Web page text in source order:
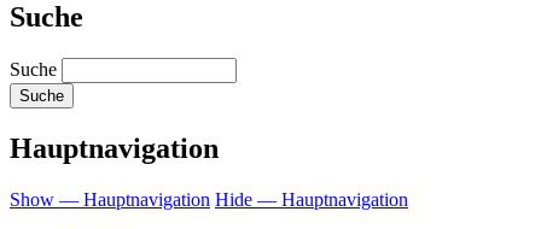
Suche
Suche
Hauptnavigation
Show — Hauptnavigation Hide — Hauptnavigation